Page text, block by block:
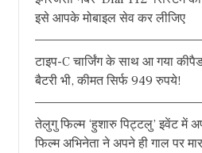
इसे आपके मोबाइल सेव कर लीजिए
टाइप-C चार्जिंग के साथ आ गया
बैटरी भी, कीमत सिर्फ 949 रुपये!
तेलुगु फिल्म ‘हुशारु पिट्टलु’ इवेंट में
फिल्म अभिनेता ने अपने ही गाल पर